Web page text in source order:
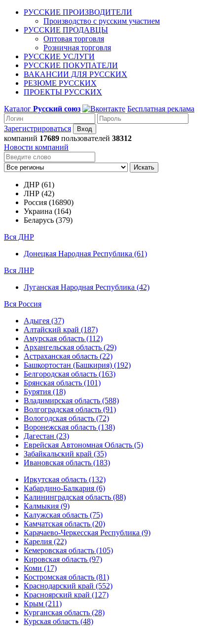
РУССКИЕ ПРОИЗВОДИТЕЛИ
Производство с русским участием
РУССКИЕ ПРОДАВЦЫ
Оптовая торговля
Розничная торговля
РУССКИЕ УСЛУГИ
РУССКИЕ ПОКУПАТЕЛИ
ВАКАНСИИ ДЛЯ РУССКИХ
РЕЗЮМЕ РУССКИХ
ПРОЕКТЫ РУССКИХ
Каталог Русский союз Бесплатная реклама
Зарегистрироваться
компаний 17689 пользователей 38312
Новости компаний
Искать
ДНР (61)
ЛНР (42)
Россия (16890)
Украина (164)
Беларусь (379)
Вся ДНР
Донецкая Народная Республика (61)
Вся ЛНР
Луганская Народная Республика (42)
Вся Россия
Адыгея (37)
Алтайский край (187)
Амурская область (112)
Архангельская область (29)
Астраханская область (22)
Башкортостан (Башкирия) (192)
Белгородская область (163)
Брянская область (101)
Бурятия (18)
Владимирская область (588)
Волгоградская область (91)
Вологодская область (72)
Воронежская область (138)
Дагестан (23)
Еврейская Автономная Область (5)
Забайкальский край (35)
Ивановская область (183)
Иркутская область (132)
Кабардино-Балкария (6)
Калининградская область (88)
Калмыкия (9)
Калужская область (75)
Камчатская область (20)
Карачаево-Черкесская Республика (9)
Карелия (22)
Кемеровская область (105)
Кировская область (97)
Коми (17)
Костромская область (81)
Краснодарский край (552)
Красноярский край (127)
Крым (211)
Курганская область (28)
Курская область (48)